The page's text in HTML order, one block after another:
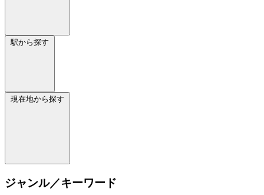
駅から探す
現在地から探す
ジャンル／キーワード